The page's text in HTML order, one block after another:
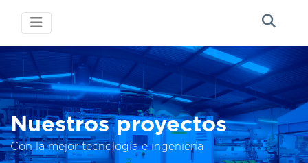
Nuestros proyectos
Con la mejor tecnología e ingeniería